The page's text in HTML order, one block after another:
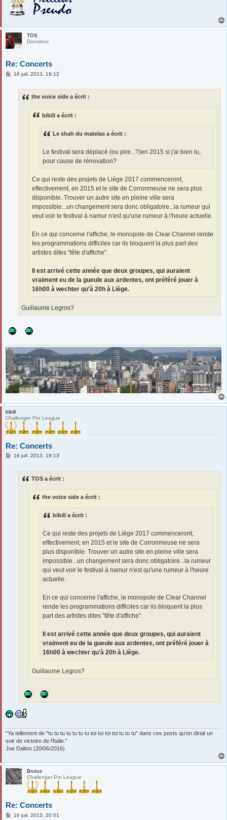
TOS
Donateur
Re: Concerts
M16 juil. 2013, 19:12
the voice side a écrit :
bibill a écrit :
Le shah du matelas a écrit :
Le festival sera déplacé (ou pire...?)en 2015 si j'ai bien lu,
pour cause de rénovation?
Ce qui reste des projets de Liège 2017 commenceront,
effectivement, en 2015 et le site de Corronmeuse ne sera plus
disponible. Trouver un autre site en pleine ville sera
impossible...un changement sera donc obligatoire...la rumeur qui
veut voir le festival à namur n'est qu'une rumeur à l'heure actuelle.
En ce qui concerne l'affiche, le monopole de Clear Channel rende
les programmations difficiles car ils bloquent la plus part des
artistes dites "tête d'affiche".
Il est arrivé cette année que deux groupes, qui auraient
vraiment eu de la gueule aux ardentes, ont préféré jouer à
16h00 à wechter qu'à 20h à Liège.
Guillaume Legros?
bibill
Challenger Pro League
Re: Concerts
M
16 juil. 2013, 19:13
TOS a écrit :
the voice side a écrit :
bibill a écrit :
Ce qui reste des projets de Liège 2017 commenceront,
effectivement, en 2015 et le site de Corronmeuse ne sera
plus disponible. Trouver un autre site en pleine ville sera
impossible...un changement sera donc obligatoire...la rumeur
qui veut voir le festival à namur n'est qu'une rumeur à l'heure
actuelle.
En ce qui concerne l'affiche, le monopole de Clear Channel
rende les programmations difficiles car ils bloquent la plus
part des artistes dites "tête d'affiche".
Il est arrivé cette année que deux groupes, qui auraient
vraiment eu de la gueule aux ardentes, ont préféré jouer à
16h00 à wechter qu'à 20h à Liège.
Guillaume Legros?
"Ya tellement de "tu tu tu tu tu tu tu toi toi toi toi tu tu tu" dans ces posts qu'on dirait un
soir de victoire de l'Italie."
Joe Dalton (20/06/2016)
Brutus
Challenger Pro League
Re: Concerts
M16 juil. 2013, 20:01